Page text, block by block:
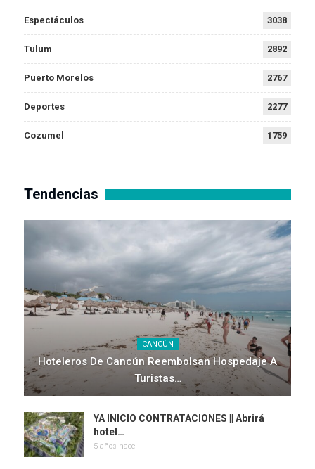
Espectáculos 3038
Tulum 2892
Puerto Morelos 2767
Deportes 2277
Cozumel 1759
Tendencias
CANCÚN
Hoteleros De Cancún Reembolsan Hospedaje A
Turistas…
YA INICIO CONTRATACIONES || Abrirá
hotel…
5 años hace